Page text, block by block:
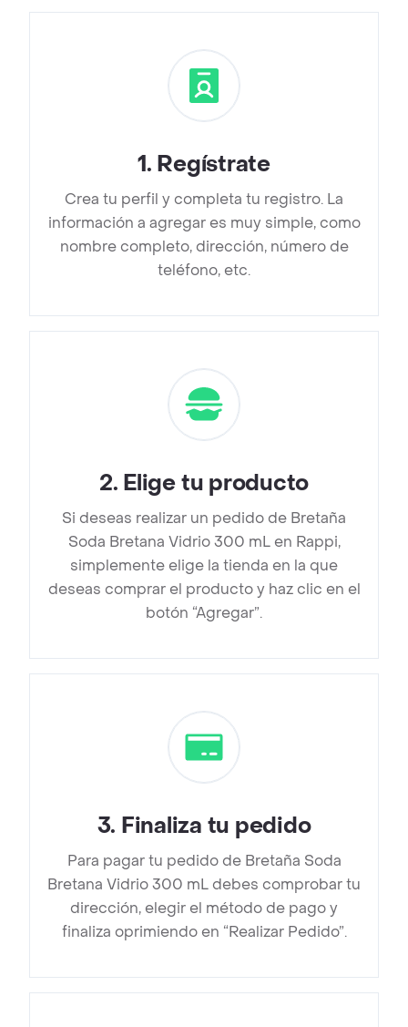
1. Regístrate
Crea tu perfil y completa tu registro. La
información a agregar es muy simple, como
nombre completo, dirección, número de
teléfono, etc.
2. Elige tu producto
Si deseas realizar un pedido de Bretaña
Soda Bretana Vidrio 300 mL en Rappi,
simplemente elige la tienda en la que
deseas comprar el producto y haz clic en el
botón “Agregar”.
3. Finaliza tu pedido
Para pagar tu pedido de Bretaña Soda
Bretana Vidrio 300 mL debes comprobar tu
dirección, elegir el método de pago y
finaliza oprimiendo en “Realizar Pedido”.